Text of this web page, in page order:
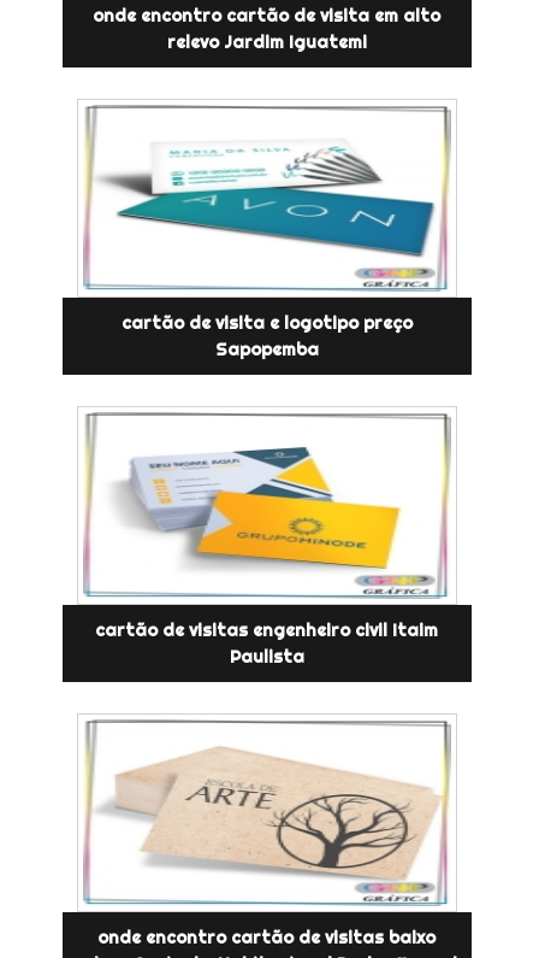
onde encontro cartão de visita em alto
relevo Jardim Iguatemi
cartão de visita e logotipo preço
Sapopemba
cartão de visitas engenheiro civil Itaim
Paulista
onde encontro cartão de visitas baixo